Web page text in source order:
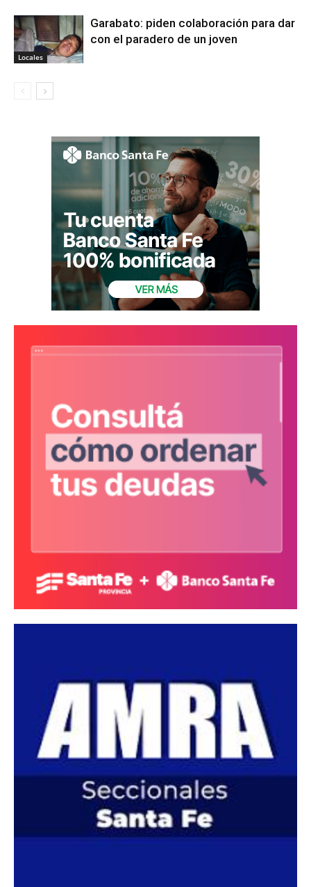
Locales
Garabato: piden colaboración para dar
con el paradero de un joven